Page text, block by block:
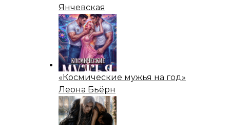
Янчевская
«Космические мужья на год»
Леона Бьёрн